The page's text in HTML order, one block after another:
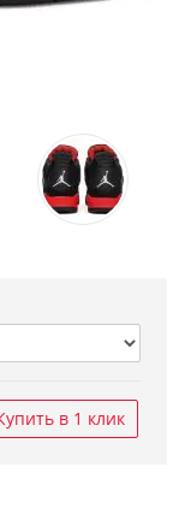
в 1 клик